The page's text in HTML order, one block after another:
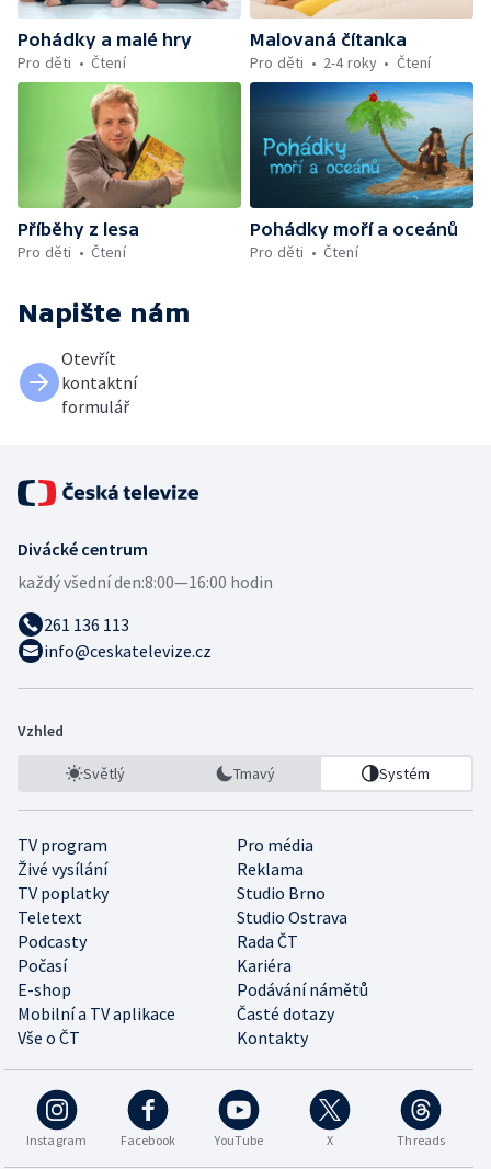
Pohádky a malé hry
Pro děti
Čtení
Malovaná čítanka
Pro děti
2-4 roky Čtení
Příběhy z lesa
Pro děti
Čtení
Pohádky moří a oceánů
Pro děti
Čtení
Napište nám
Otevřít
kontaktní
formulář
Divácké centrum
každý všední den:8:00—16:00 hodin
261 136 113
info@ceskatelevize.cz
Vzhled
Světlý Tmavý Systém
TV program
Pro média
Živé vysílání
Reklama
TV poplatky
Studio Brno
Teletext
Studio Ostrava
Podcasty
Rada ČT
Počasí
Kariéra
E-shop
Podávání námětů
Mobilní a TV aplikace
Časté dotazy
Vše o ČT
Kontakty
Instagram Facebook YouTube X Threads